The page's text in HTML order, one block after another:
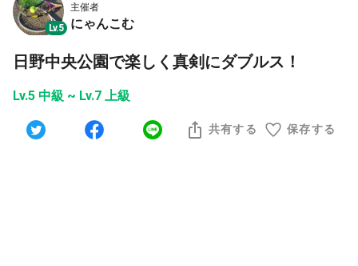
Lv.5
主催者
にゃんこむ
日野中央公園で楽しく真剣にダブルス！
Lv.5 中級 ~ Lv.7 上級
共有する 保存する